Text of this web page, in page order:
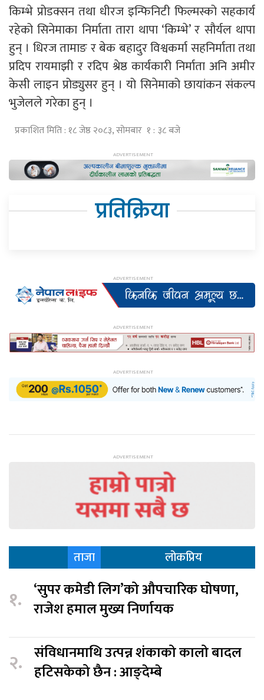
किम्भे प्रोडक्सन तथा धीरज इन्फिनिटी फिल्मस्को सहकार्य
रहेको सिनेमाका निर्माता तारा थापा ‘किम्भे’ र सौर्यल थापा
हुन् । धिरज तामाङ र बेक बहादुर विश्वकर्मा सहनिर्माता तथा
प्रदिप रायमाझी र रदिप श्रेष्ठ कार्यकारी निर्माता अनि अमीर
केसी लाइन प्रोड्युसर हुन् । यो सिनेमाको छायांकन संकल्प
भुजेलले गरेका हुन् ।
प्रकाशित मिति : १८ जेष्ठ २०८३, सोमबार १ : ३८ बजे
प्रतिक्रिया
ताजा लोकप्रिय
१. ‘सुपर कमेडी लिग’को औपचारिक घोषणा,
राजेश हमाल मुख्य निर्णायक
२. संविधानमाथि उत्पन्न शंकाको कालो बादल
हटिसकेको छैन : आङ्देम्बे